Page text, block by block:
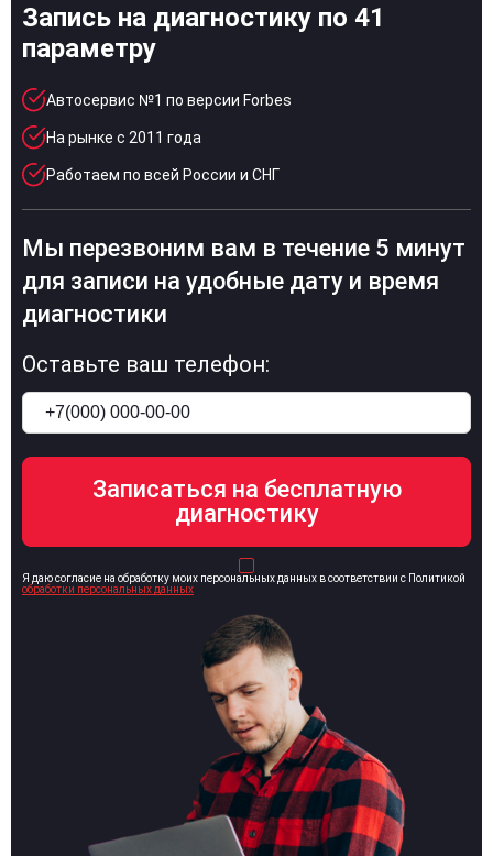
Запись на диагностику по 41
параметру
Автосервис №1 по версии Forbes
На рынке с 2011 года
Работаем по всей России и СНГ
Мы перезвоним вам в течение 5 минут
для записи на удобные дату и время
диагностики
Оставьте ваш телефон:
Я даю согласие на обработку моих персональных данных в соответствии с Политикой
обработки персональных данных